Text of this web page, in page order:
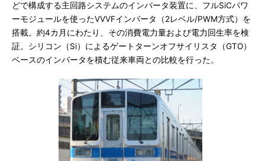
どで構成する主回路システムのインバータ装置に、フルSiCパワ
ーモジュールを使ったVVVFインバータ（2レベル/PWM方式）を
搭載。約4カ月にわたり、その消費電力量および電力回生率を検
証。シリコン（Si）によるゲートターンオフサイリスタ（GTO）
ベースのインバータを積む従来車両との比較を行った。